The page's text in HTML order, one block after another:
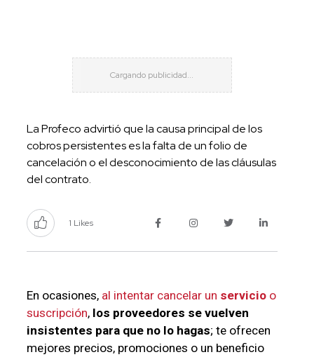
La Profeco advirtió que la causa principal de los
cobros persistentes es la falta de un folio de
cancelación o el desconocimiento de las cláusulas
del contrato.
1 Likes
En ocasiones,al intentar cancelar un servicioo
suscripción, los proveedores se vuelven
insistentes para que no lo hagas; te ofrecen
mejores precios, promociones o un beneficio